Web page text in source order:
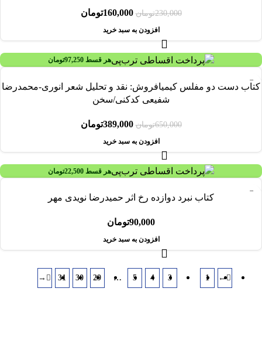
230,000تومان 160,000تومان
افزودن به سبد خرید
هر قسط 97,250تومان
کتاب دست دو مفلس کیمیافروش: نقد و تحلیل شعر انوری-محمدرضا
شفیعی کدکنی/سخن
650,000تومان 389,000تومان
افزودن به سبد خرید
هر قسط 22,500تومان
کتاب نبرد دوازده رخ اثر حمیدرضا نویدی مهر
90,000تومان
افزودن به سبد خرید
←
1
2
3
4
5
…
29
30
31
→